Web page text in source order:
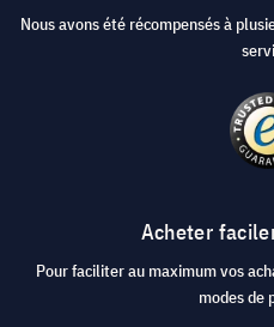
Nous avons été récompensés à
Acheter
Pour faciliter au maximum vos
modes de